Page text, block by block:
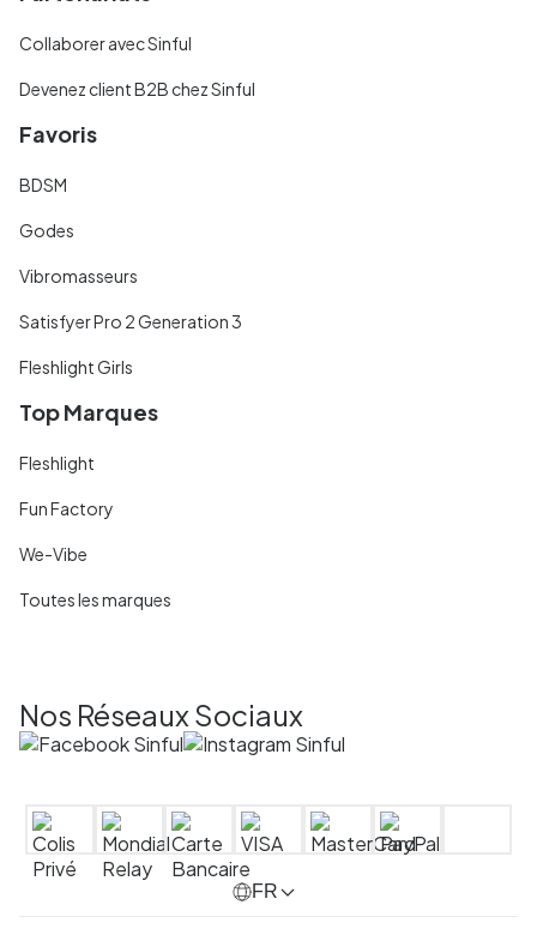
Collaborer avec Sinful
Devenez client B2B chez Sinful
Favoris
BDSM
Godes
Vibromasseurs
Satisfyer Pro 2 Generation 3
Fleshlight Girls
Top Marques
Fleshlight
Fun Factory
We-Vibe
Toutes les marques
Nos Réseaux Sociaux
FR